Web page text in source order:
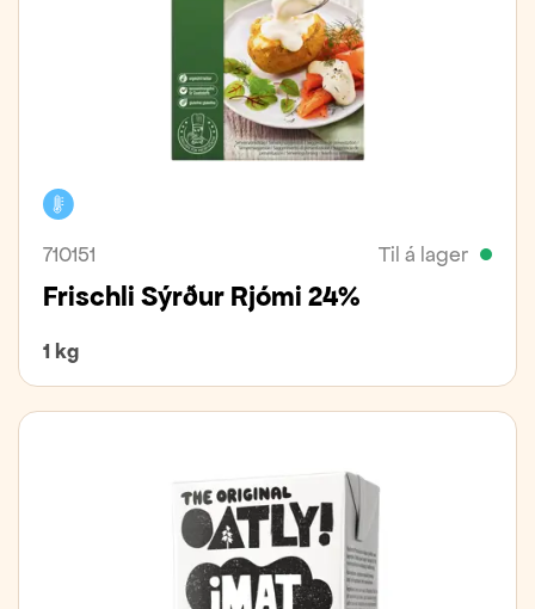
710151 Til á lager
Frischli Sýrður Rjómi 24%
1 kg